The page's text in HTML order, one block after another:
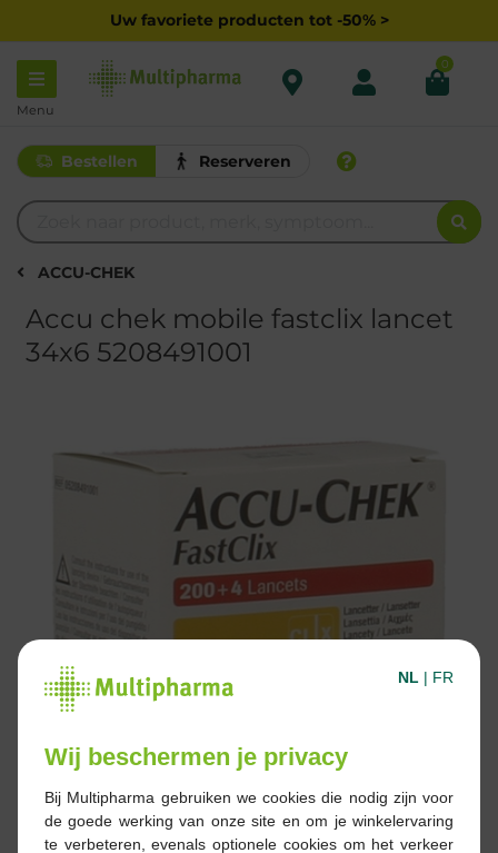
Uw favoriete producten tot -50% >
Menu
0
Bestellen Reserveren
ACCU-CHEK
Accu chek mobile fastclix lancet
34x6 5208491001
NL | FR
Wij beschermen je privacy
Bij Multipharma gebruiken we cookies die nodig zijn voor
de goede werking van onze site en om je winkelervaring
te verbeteren, evenals optionele cookies om het verkeer